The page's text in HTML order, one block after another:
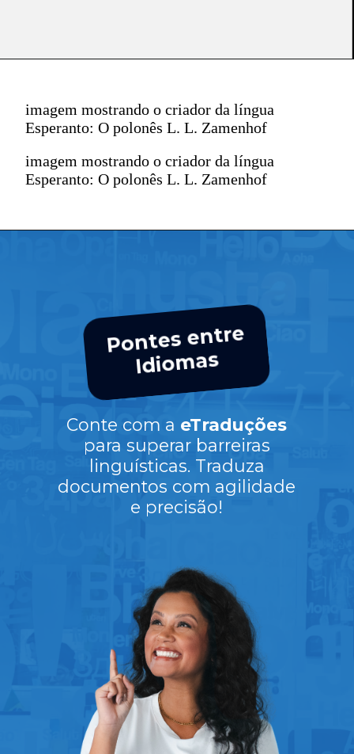
imagem mostrando o criador da língua
Esperanto: O polonês L. L. Zamenhof
imagem mostrando o criador da língua
Esperanto: O polonês L. L. Zamenhof
Conte com a eTraduções
para superar barreiras
linguísticas. Traduza
documentos com agilidade
e precisão!
Pontes entre
Idio
mas